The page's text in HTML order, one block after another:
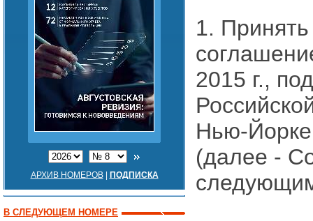
АРХИВ НОМЕРОВ| ПОДПИСКА
В СЛЕДУЮЩЕМ НОМЕРЕ
1.
2015 г.,
Нью-Йорке
(далее -